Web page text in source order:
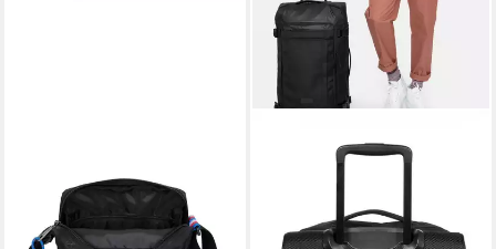
BAG, Mini Bag, Messenger
Bag, Basketball NBA
29,71 €
UVP40,00 €
Reisetasche TRANVERZ M,
Reisetaschen-Trolley mit
funktionalen Details
210,32 €